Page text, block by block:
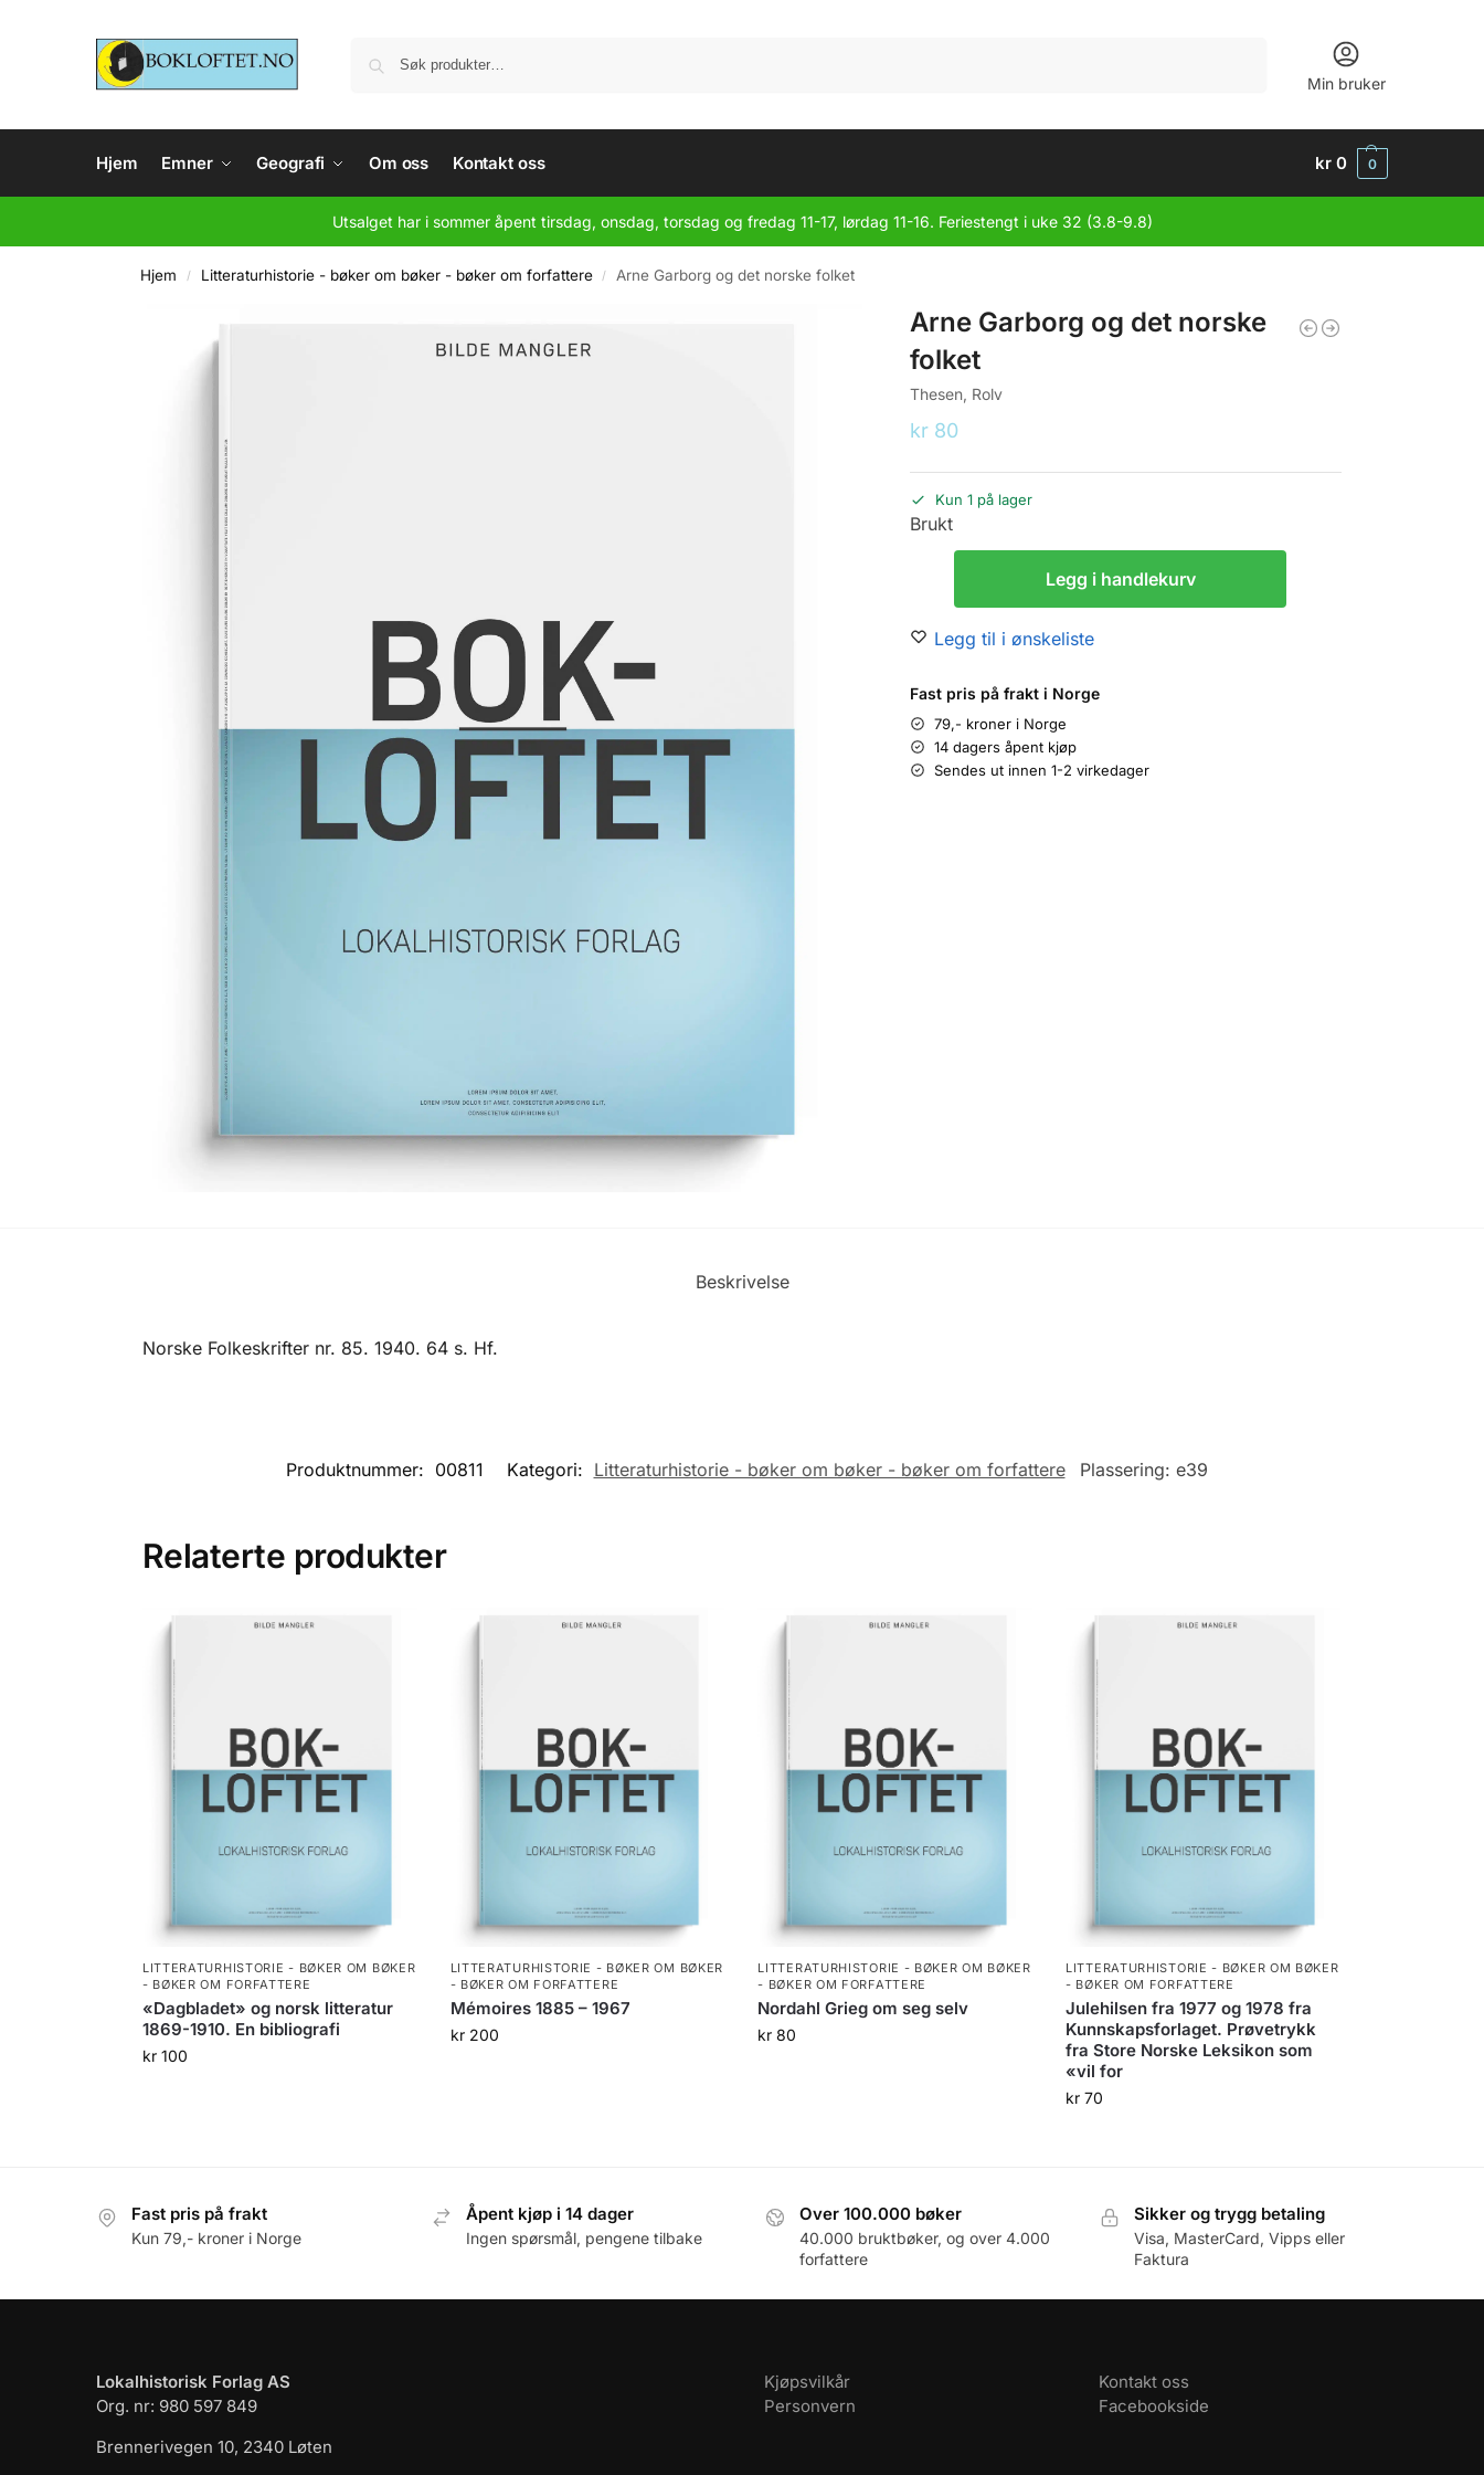
Min bruker
Hjem Emner Geografi Om oss Kontakt oss kr 0 0
Utsalget har i sommer åpent tirsdag, onsdag, torsdag og fredag 11-17, lørdag 11-16. Feriestengt i uke 32 (3.8-9.8)
Hjem / Litteraturhistorie - bøker om bøker - bøker om forfattere / Arne Garborg og det norske folket
Arne Garborg og det norske
folket
Thesen, Rolv
kr 80
Kun 1 på lager
Brukt
Legg i handlekurv
Legg til i ønskeliste
Fast pris på frakt i Norge
79,- kroner i Norge
14 dagers åpent kjøp
Sendes ut innen 1-2 virkedager
Beskrivelse
Norske Folkeskrifter nr. 85. 1940. 64 s. Hf.
Produktnummer: 00811 Kategori: Litteraturhistorie - bøker om bøker - bøker om forfattere Plassering: e39
Relaterte produkter
LITTERATURHISTORIE - BØKER OM BØKER
- BØKER OM FORFATTERE
«Dagbladet» og norsk litteratur
1869-1910. En bibliografi
kr100
LITTERATURHISTORIE - BØKER OM BØKER
- BØKER OM FORFATTERE
Mémoires 1885 – 1967
kr200
LITTERATURHISTORIE - BØKER OM BØKER
- BØKER OM FORFATTERE
Nordahl Grieg om seg selv
kr 80
LITTERATURHISTORIE - BØKER OM BØKER
- BØKER OM FORFATTERE
Julehilsen fra 1977 og 1978 fra
Kunnskapsforlaget. Prøvetrykk
fra Store Norske Leksikon som
«vil for
kr 70
Fast pris på frakt
Kun 79,- kroner i Norge
Åpent kjøp i 14 dager
Ingen spørsmål, pengene tilbake
Over 100.000 bøker
40.000 bruktbøker, og over 4.000
forfattere
Sikker og trygg betaling
Visa, MasterCard, Vipps eller
Faktura
Lokalhistorisk Forlag AS
Org. nr: 980 597 849
Brennerivegen 10, 2340 Løten
Kjøpsvilkår
Personvern
Kontakt oss
Facebookside